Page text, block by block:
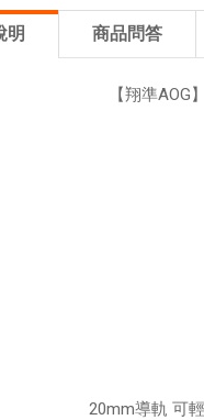
明 商品問答
【翔準AOG
20mm導軌 可